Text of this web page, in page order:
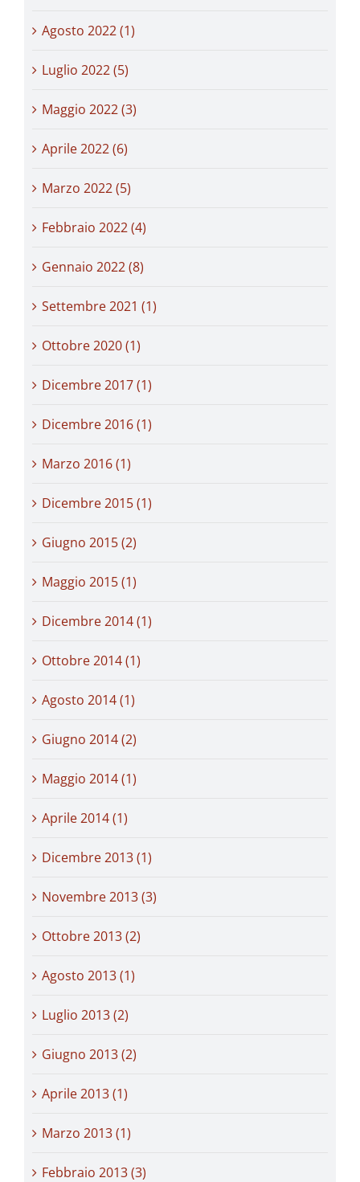
Agosto 2022 (1)
Luglio 2022 (5)
Maggio 2022 (3)
Aprile 2022 (6)
Marzo 2022 (5)
Febbraio 2022 (4)
Gennaio 2022 (8)
Settembre 2021 (1)
Ottobre 2020 (1)
Dicembre 2017 (1)
Dicembre 2016 (1)
Marzo 2016 (1)
Dicembre 2015 (1)
Giugno 2015 (2)
Maggio 2015 (1)
Dicembre 2014 (1)
Ottobre 2014 (1)
Agosto 2014 (1)
Giugno 2014 (2)
Maggio 2014 (1)
Aprile 2014 (1)
Dicembre 2013 (1)
Novembre 2013 (3)
Ottobre 2013 (2)
Agosto 2013 (1)
Luglio 2013 (2)
Giugno 2013 (2)
Aprile 2013 (1)
Marzo 2013 (1)
Febbraio 2013 (3)